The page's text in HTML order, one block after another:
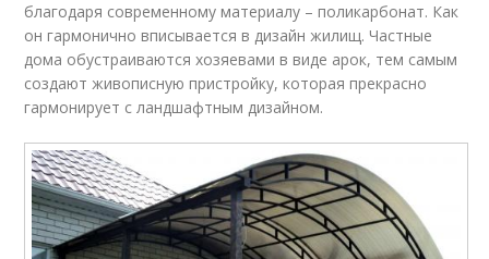
благодаря современному материалу – поликарбонат. Как
он гармонично вписывается в дизайн жилищ. Частные
дома обустраиваются хозяевами в виде арок, тем самым
создают живописную пристройку, которая прекрасно
гармонирует с ландшафтным дизайном.